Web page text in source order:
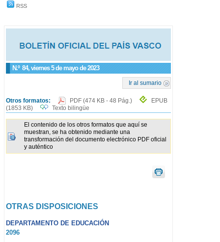
RSS
N.º 84, viernes 5 de mayo de 2023
Ir al sumario
Otros formatos: PDF (474 KB - 48 Pág.)
EPUB
(1853 KB)
Texto bilingüe
El contenido de los otros formatos que aquí se
muestran, se ha obtenido mediante una
transformación del documento electrónico PDF oficial
y auténtico
OTRAS DISPOSICIONES
DEPARTAMENTO DE EDUCACIÓN
2096